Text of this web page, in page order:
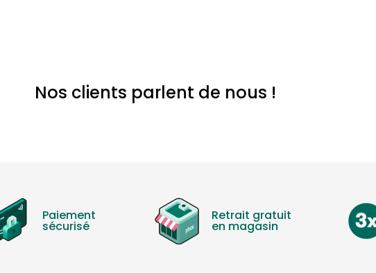
Nos clients parlent de nous !
Paiement
sécurisé
Retrait gratuit
en magasin